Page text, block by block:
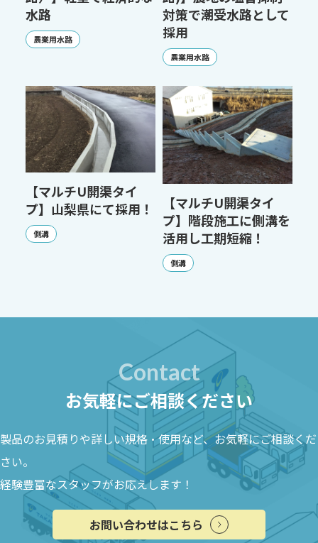
水路
農業用水路
対策で潮受水路として
採用
農業用水路
【マルチU開渠タイ
プ】山梨県にて採用！
側溝
【マルチU開渠タイ
プ】階段施工に側溝を
活用し工期短縮！
側溝
Contact
お気軽にご相談ください
製品のお見積りや詳しい規格・使用など、お気軽にご相談くだ
さい。
経験豊富なスタッフがお応えします！
お問い合わせはこちら